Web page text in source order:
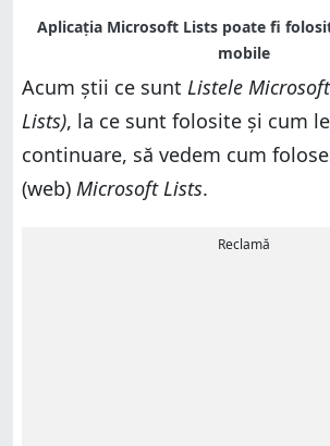
Acum știi ce sunt Listele
Lists), la ce sunt folosite și cum
continuare, să vedem cum
(web) Microsoft Lists.
Reclamă